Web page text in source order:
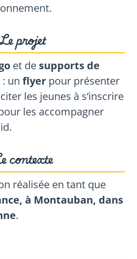
Le projet
et de supports de
: un flyer pour présenter
les jeunes à s’inscrire
les accompagner
contexte
réalisée en tant que
à Montauban, dans
.